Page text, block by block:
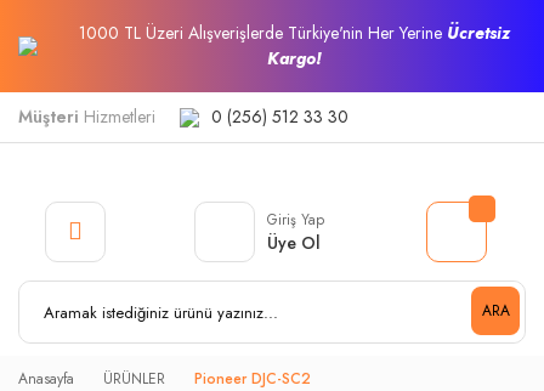
1000 TL Üzeri Alışverişlerde Türkiye'nin Her Yerine Ücretsiz
Kargo!
Müşteri Hizmetleri 0 (256) 512 33 30
ARA
Giriş Yap
Üye Ol
Anasayfa ÜRÜNLER Pioneer DJC-SC2